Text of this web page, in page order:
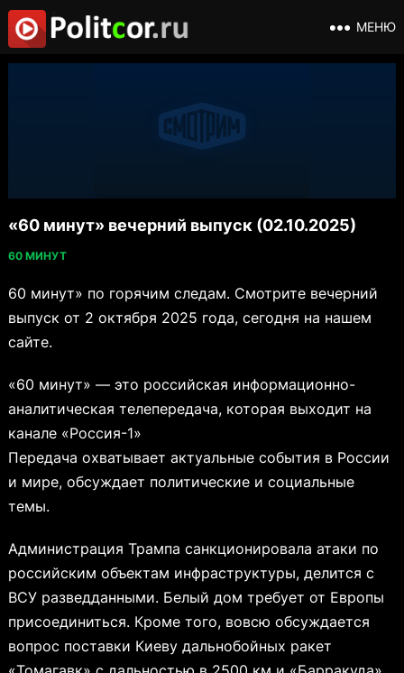
МЕНЮ
«60 минут» вечерний выпуск (02.10.2025)
60 МИНУТ
60 минут» по горячим следам. Смотрите вечерний
выпуск от 2 октября 2025 года, сегодня на нашем
сайте.
«60 минут» — это российская информационно-
аналитическая телепередача, которая выходит на
канале «Россия-1»
Передача охватывает актуальные события в России
и мире, обсуждает политические и социальные
темы.
Администрация Трампа санкционировала атаки по
российским объектам инфраструктуры, делится с
ВСУ разведданными. Белый дом требует от Европы
присоединиться. Кроме того, вовсю обсуждается
вопрос поставки Киеву дальнобойных ракет